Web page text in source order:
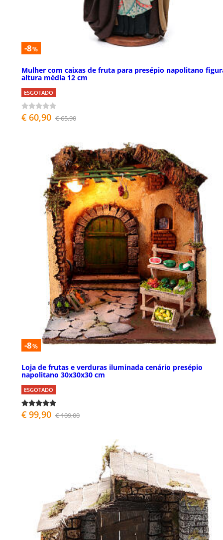
-8%
Mulher com caixas de fruta para presépio napolitano
altura média 12 cm
ESGOTADO
€ 60,90 € 65,90
-8%
Loja de frutas e verduras iluminada cenário presépio
napolitano 30x30x30 cm
ESGOTADO
€ 99,90 € 109,00